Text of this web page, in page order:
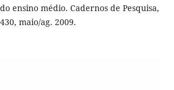
ensino médio. Cadernos de Pesquisa,
maio/ag. 2009.